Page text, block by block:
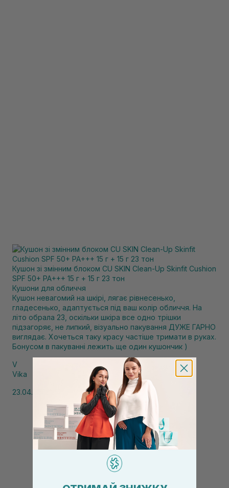
Кушон зі змінним блоком CU SKIN Clean-Up Skinfit Cushion
SPF 50+ PA+++ 15 г + 15 г 23 тон
Кушони для обличчя
Кушон невагомий на шкірі, лягає рівнесенько,
гладесенько, адаптується під ваш колір обличчя. На
літо обрала 23, оскільки шкіра все одно трішки
підзагоряє, не липкий, візуально пакування ДУЖЕ ГАРНО
виглядає. Хочеться таку красу частіше тримати в руках.
Бонусом в пакуванні лежить ще один кушончик )
V
Vika
23.04.2026, 13:25